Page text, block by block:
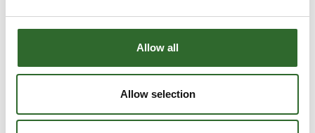
Allow all
Allow selection